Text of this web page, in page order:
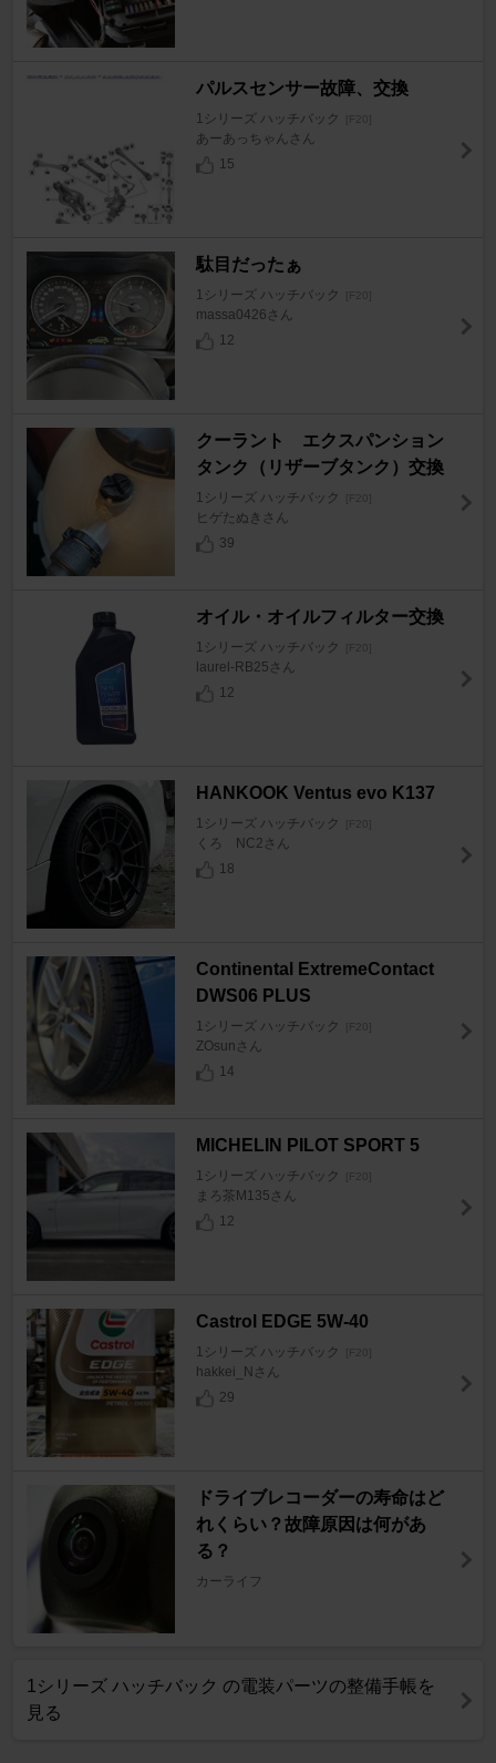
パルスセンサー故障、交換
1シリーズ ハッチバック [F20]
あーあっちゃんさん
15
駄目だったぁ
1シリーズ ハッチバック [F20]
massa0426さん
12
クーラント エクスパンション
タンク（リザーブタンク）交換
1シリーズ ハッチバック [F20]
ヒゲたぬきさん
39
オイル・オイルフィルター交換
1シリーズ ハッチバック [F20]
laurel-RB25さん
12
HANKOOK Ventus evo K137
1シリーズ ハッチバック [F20]
くろ NC2さん
18
Continental ExtremeContact
DWS06 PLUS
1シリーズ ハッチバック [F20]
ZOsunさん
14
MICHELIN PILOT SPORT 5
1シリーズ ハッチバック [F20]
まろ茶M135さん
12
Castrol EDGE 5W-40
1シリーズ ハッチバック [F20]
hakkei_Nさん
29
ドライブレコーダーの寿命はど
れくらい？故障原因は何があ
る？
カーライフ
1シリーズ ハッチバック の電装パーツの整備手帳を
見る